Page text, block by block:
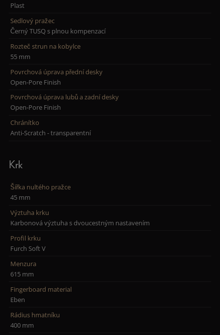
Plast
Sedlový pražec
Černý TUSQ s plnou kompenzací
Rozteč strun na kobylce
55 mm
Povrchová úprava přední desky
Open-Pore Finish
Povrchová úprava lubů a zadní desky
Open-Pore Finish
Chránítko
Anti-Scratch - transparentní
Krk
Šířka nultého pražce
45 mm
Výztuha krku
Karbonová výztuha s dvoucestným nastavením
Profil krku
Furch Soft V
Menzura
615 mm
Fingerboard material
Eben
Rádius hmatníku
400 mm